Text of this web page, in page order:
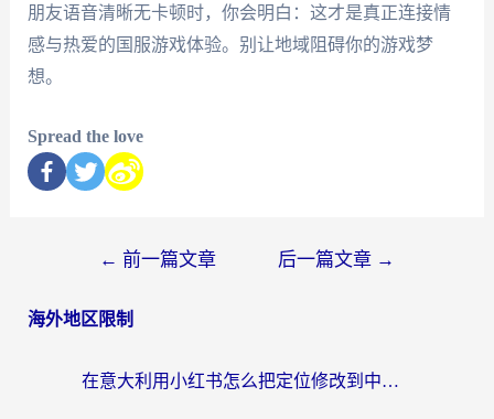
朋友语音清晰无卡顿时，你会明白：这才是真正连接情
感与热爱的国服游戏体验。别让地域阻碍你的游戏梦
想。
Spread the love
← 前一篇文章 后一篇文章 →
海外地区限制
在意大利用小红书怎么把定位修改到中国国内？3个实用技巧+1个靠谱工具帮你搞定